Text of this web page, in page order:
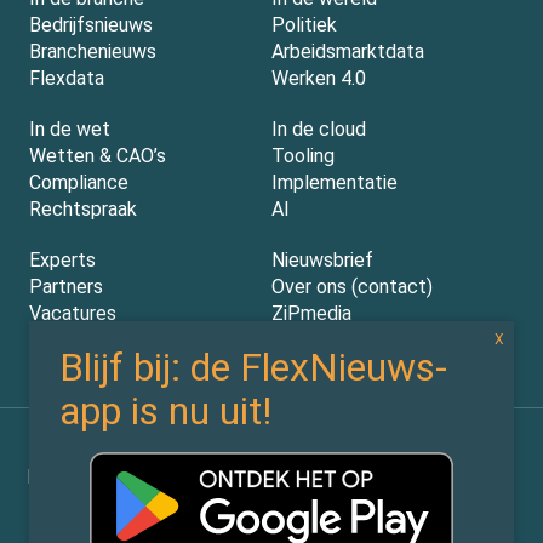
Bedrijfsnieuws
Branchenieuws
Flexdata
Politiek
Arbeidsmarktdata
Werken 4.0
In de wet
Wetten & CAO’s
Compliance
Rechtspraak
In de cloud
Tooling
Implementatie
AI
Experts
Partners
Vacatures
Nieuwsbrief
Over ons (contact)
ZiPmedia
Flexnieuws.nl ©